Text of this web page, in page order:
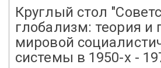
Круглый стол
глобализм: теория и
мировой
системы в 1950-х -